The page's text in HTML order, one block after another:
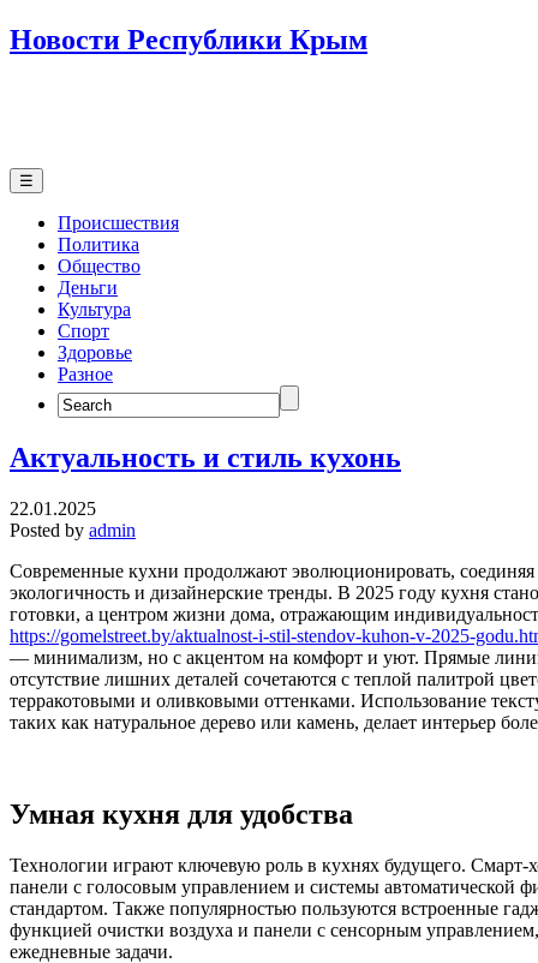
Новости Республики Крым
☰
Происшествия
Политика
Общество
Деньги
Культура
Спорт
Здоровье
Разное
Search
for:
Актуальность и стиль кухонь
22.01.2025
Posted by admin
Современные кухни продолжают эволюционировать,
экологичность и дизайнерские тренды. В 2025 году кухня
готовки, а центром жизни дома, отражающим
https://gomelstreet.by/aktualnost-i-stil-stendov-kuhon-v-2025-
— минимализм, но с акцентом на комфорт и уют. Прямые
отсутствие лишних деталей сочетаются с теплой палитрой
терракотовыми и оливковыми оттенками. Использование
таких как натуральное дерево или камень, делает интерьер
Умная кухня для удобства
Технологии играют ключевую роль в кухнях будущего. Смарт-
панели с голосовым управлением и системы автоматической
стандартом. Также популярностью пользуются встроенные
функцией очистки воздуха и панели с сенсорным
ежедневные задачи.